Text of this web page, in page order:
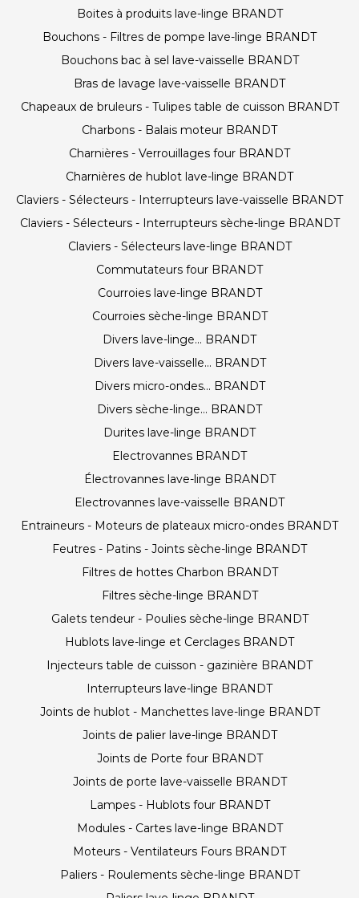
Boites à produits lave-linge BRANDT
Bouchons - Filtres de pompe lave-linge BRANDT
Bouchons bac à sel lave-vaisselle BRANDT
Bras de lavage lave-vaisselle BRANDT
Chapeaux de bruleurs - Tulipes table de cuisson BRANDT
Charbons - Balais moteur BRANDT
Charnières - Verrouillages four BRANDT
Charnières de hublot lave-linge BRANDT
Claviers - Sélecteurs - Interrupteurs lave-vaisselle BRANDT
Claviers - Sélecteurs - Interrupteurs sèche-linge BRANDT
Claviers - Sélecteurs lave-linge BRANDT
Commutateurs four BRANDT
Courroies lave-linge BRANDT
Courroies sèche-linge BRANDT
Divers lave-linge... BRANDT
Divers lave-vaisselle... BRANDT
Divers micro-ondes... BRANDT
Divers sèche-linge... BRANDT
Durites lave-linge BRANDT
Electrovannes BRANDT
Électrovannes lave-linge BRANDT
Electrovannes lave-vaisselle BRANDT
Entraineurs - Moteurs de plateaux micro-ondes BRANDT
Feutres - Patins - Joints sèche-linge BRANDT
Filtres de hottes Charbon BRANDT
Filtres sèche-linge BRANDT
Galets tendeur - Poulies sèche-linge BRANDT
Hublots lave-linge et Cerclages BRANDT
Injecteurs table de cuisson - gazinière BRANDT
Interrupteurs lave-linge BRANDT
Joints de hublot - Manchettes lave-linge BRANDT
Joints de palier lave-linge BRANDT
Joints de Porte four BRANDT
Joints de porte lave-vaisselle BRANDT
Lampes - Hublots four BRANDT
Modules - Cartes lave-linge BRANDT
Moteurs - Ventilateurs Fours BRANDT
Paliers - Roulements sèche-linge BRANDT